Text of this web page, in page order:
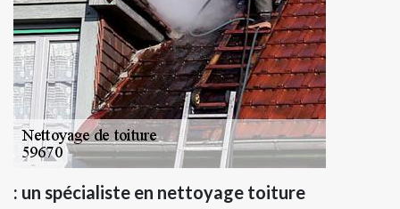
: un spécialiste en nettoyage toiture